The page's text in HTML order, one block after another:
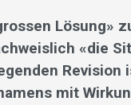
Lösung»
«die
Revision
mit